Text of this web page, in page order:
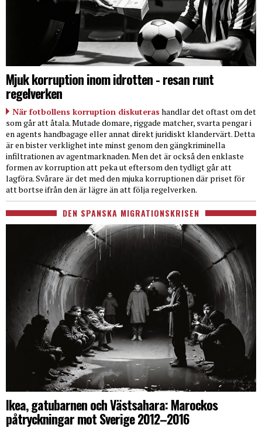
Mjuk korruption inom idrotten - resan runt
regelverken
När fotbollens korruption diskuteras handlar det oftast om det
som går att åtala. Mutade domare, riggade matcher, svarta pengar i
en agents handbagage eller annat direkt juridiskt klandervärt. Detta
är en bister verklighet inte minst genom den gängkriminella
infiltrationen av agentmarknaden. Men det är också den enklaste
formen av korruption att peka ut eftersom den tydligt går att
lagföra. Svårare är det med den mjuka korruptionen där priset för
att bortse ifrån den är lägre än att följa regelverken.
DEN SPANSKA MIGRATIONSKRISEN
Ikea, gatubarnen och Västsahara: Marockos
påtryckningar mot Sverige 2012–2016